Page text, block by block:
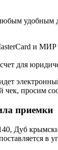
удобным
и МИР
для
просим
приемки
Дуб
в